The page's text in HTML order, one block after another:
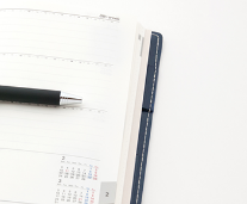
医療機器・事務機器
セミナー